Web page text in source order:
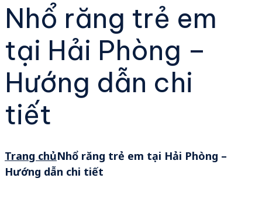
Nhổ răng trẻ em
tại Hải Phòng –
Hướng dẫn chi
tiết
Trang chủNhổ răng trẻ em tại Hải Phòng –
Hướng dẫn chi tiết